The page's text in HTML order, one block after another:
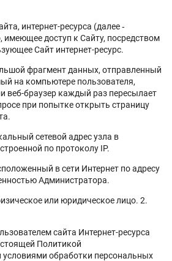
интернет-ресурса (далее ‑
имеющее доступ к Сайту, посредством
Сайт интернет-ресурс.
фрагмент данных, отправленный
на компьютере пользователя,
веб-браузер каждый раз пересылает
при попытке открыть страницу
сетевой адрес узла в
по протоколу IP.
в сети Интернет по адресу
Администратора.
или юридическое лицо. 2.
сайта Интернет-ресурса
Политикой
условиями обработки персональных